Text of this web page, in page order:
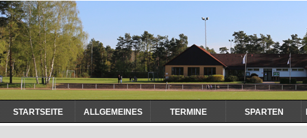
Navigation
überspringen
STARTSEITE ALLGEMEINES TERMINE SPARTEN